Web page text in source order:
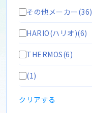
その他メーカー(36)
HARIO(ハリオ)(6)
THERMOS(6)
(1)
クリアする